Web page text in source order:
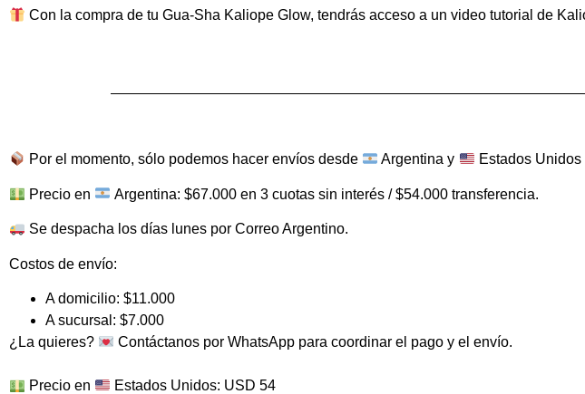
Con la compra de tu Gua-Sha Kaliope Glow, tendrás acceso a un video tutorial de
Por el momento, sólo podemos hacer envíos desde Argentina y Estados Unidos
Precio en Argentina: $67.000 en 3 cuotas sin interés / $54.000 transferencia.
Se despacha los días lunes por Correo Argentino.
Costos de envío:
A domicilio: $11.000
A sucursal: $7.000
¿La quieres?
Contáctanos por WhatsApp para coordinar el pago y el envío.
Precio en Estados Unidos: USD 54